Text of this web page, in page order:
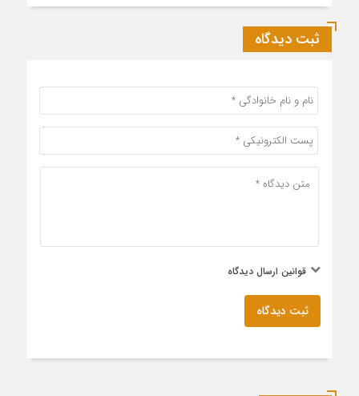
ثبت دیدگاه
قوانین ارسال دیدگاه
ثبت دیدگاه